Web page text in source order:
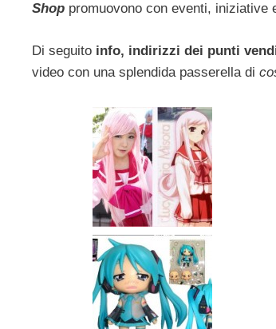
Shop promuovono con eventi, iniziative
Di seguito info, indirizzi dei punti
video con una splendida passerella di